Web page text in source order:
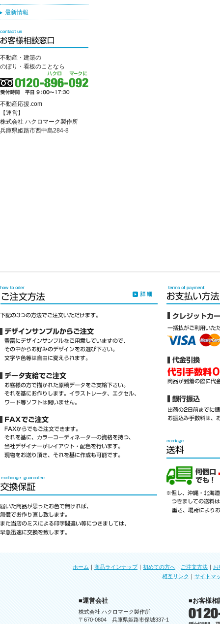
最新情報
不動産・建築の
のぼり・看板のことなら
不動産応援.com
【運営】
株式会社 ハクロマーク製作所
兵庫県姫路市西中島284-8
ホーム ｜ 商品ラインナップ｜ 初めての方へ ｜ ご注文方法 ｜ お
相互リンク ｜ サイトマ
■運営会社
株式会社 ハクロマーク製作所
〒670-0804 兵庫県姫路市保城337-1
■お客様相